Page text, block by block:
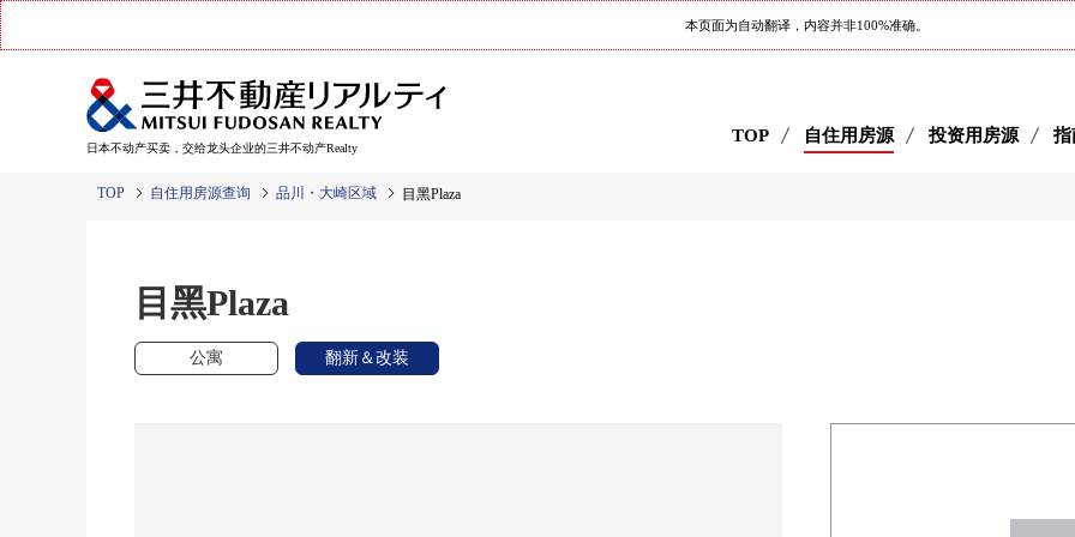
本页面为自动翻译，内容并非100%准确。
日本不动产买卖，交给龙头企业的三井不动产Realty
TOP 自住用房源 投资用房源 指
TOP 自住用房源查询 品川・大崎区域 目黑Plaza
目黑Plaza
公寓 翻新＆改装